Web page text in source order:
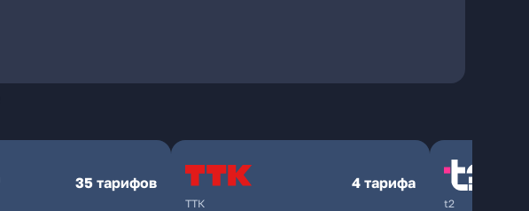
35 тарифов
ТТК
4 тарифа
t2